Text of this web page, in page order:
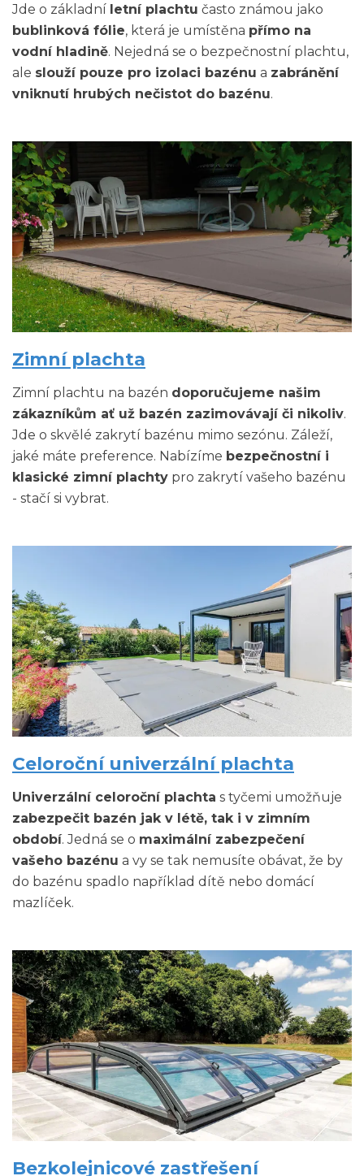
Jde o základní letní plachtu často známou jako
bublinková fólie, která je umístěna přímo na
vodní hladině. Nejedná se o bezpečnostní plachtu,
ale slouží pouze pro izolaci bazénu a zabránění
vniknutí hrubých nečistot do bazénu.
Zimní plachta
Zimní plachtu na bazén doporučujeme našim
zákazníkům ať už bazén zazimovávají či nikoliv.
Jde o skvělé zakrytí bazénu mimo sezónu. Záleží,
jaké máte preference. Nabízíme bezpečnostní i
klasické zimní plachty pro zakrytí vašeho bazénu
- stačí si vybrat.
Celoroční univerzální plachta
Univerzální celoroční plachta s tyčemi umožňuje
zabezpečit bazén jak v létě, tak i v zimním
období. Jedná se o maximální zabezpečení
vašeho bazénu a vy se tak nemusíte obávat, že by
do bazénu spadlo například dítě nebo domácí
mazlíček.
Bezkolejnicové zastřešení